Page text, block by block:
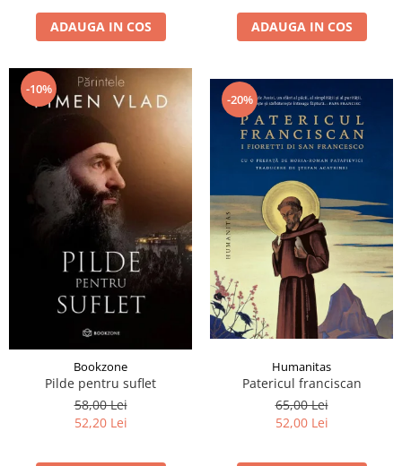
ADAUGA IN COS ADAUGA IN COS
-10%
Bookzone
Pilde pentru suflet
58,00 Lei
52,20 Lei
-20%
Humanitas
Patericul franciscan
65,00 Lei
52,00 Lei